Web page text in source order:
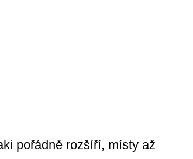
pořádně rozšíří, místy až